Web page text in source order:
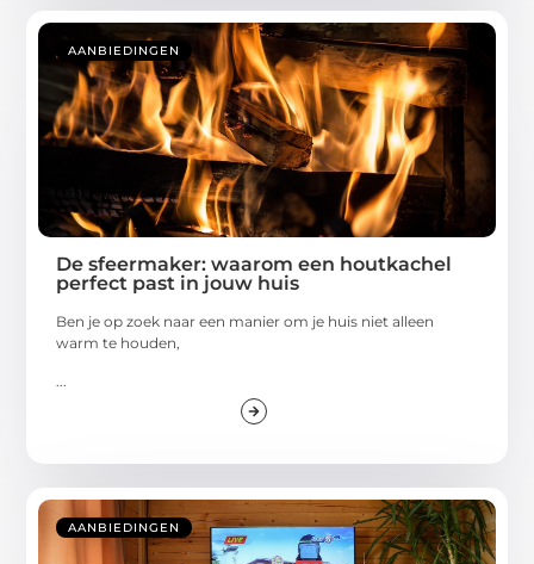
AANBIEDINGEN
De sfeermaker: waarom een houtkachel
perfect past in jouw huis
Ben je op zoek naar een manier om je huis niet alleen
warm te houden,
...
AANBIEDINGEN